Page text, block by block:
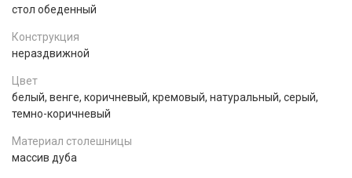
стол обеденный
Конструкция
нераздвижной
Цвет
белый, венге, коричневый, кремовый, натуральный, серый,
темно-коричневый
Материал столешницы
массив дуба